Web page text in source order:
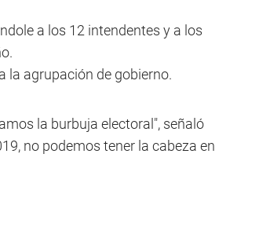
a los 12 intendentes y a los
la agrupación de gobierno.
la burbuja electoral", señaló
no podemos tener la cabeza en